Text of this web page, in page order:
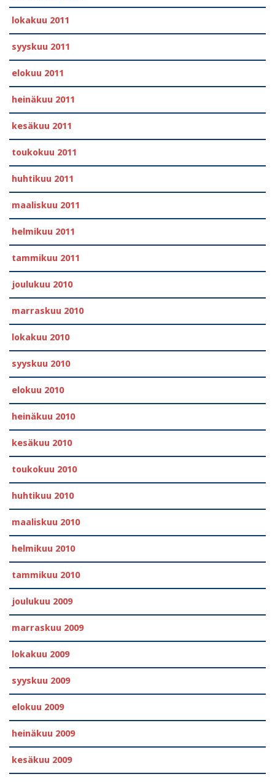
lokakuu 2011
syyskuu 2011
elokuu 2011
heinäkuu 2011
kesäkuu 2011
toukokuu 2011
huhtikuu 2011
maaliskuu 2011
helmikuu 2011
tammikuu 2011
joulukuu 2010
marraskuu 2010
lokakuu 2010
syyskuu 2010
elokuu 2010
heinäkuu 2010
kesäkuu 2010
toukokuu 2010
huhtikuu 2010
maaliskuu 2010
helmikuu 2010
tammikuu 2010
joulukuu 2009
marraskuu 2009
lokakuu 2009
syyskuu 2009
elokuu 2009
heinäkuu 2009
kesäkuu 2009